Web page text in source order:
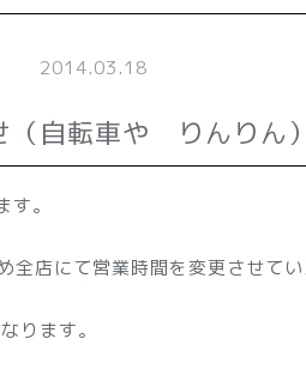
2014.03.18
（自転車や りんりん）
。
店にて営業時間を変更させてい
ます。